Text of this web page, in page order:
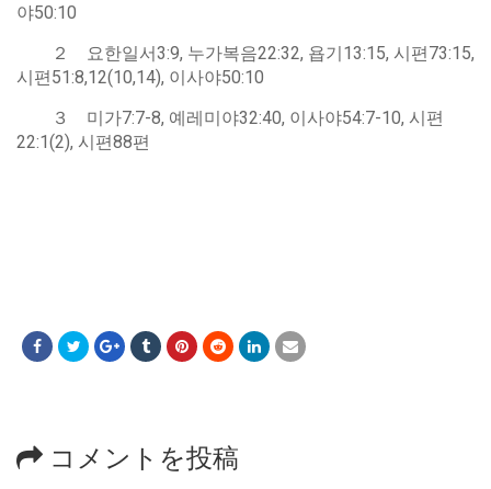
야50:10
２ 요한일서3:9, 누가복음22:32, 욥기13:15, 시편73:15,
시편51:8,12(10,14), 이사야50:10
３ 미가7:7-8, 예레미야32:40, 이사야54:7-10, 시편
22:1(2), 시편88편
コメントを投稿